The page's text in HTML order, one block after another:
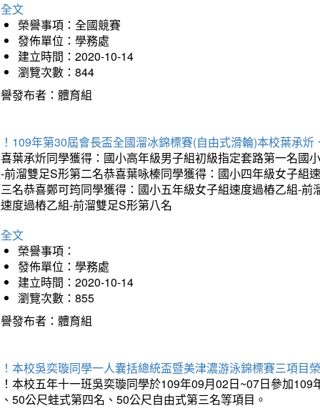
文
榮譽事項：全國競賽
發佈單位：學務處
建立時間：2020-10-14
瀏覽次數：844
發布者：體育組
109年第30屆會長盃全國溜冰錦標賽(自由式滑輪)本校葉承
葉承炘同學獲得：國小高年級男子組初級指定套路第一名國
前溜雙足S形第二名恭喜葉咏榛同學獲得：國小四年級女子組
名恭喜鄭可筠同學獲得：國小五年級女子組速度過樁乙組-
度過樁乙組-前溜雙足S形第八名
文
榮譽事項：
發佈單位：學務處
建立時間：2020-10-14
瀏覽次數：855
發布者：體育組
本校吳奕璇同學一人囊括總統盃暨美津濃游泳錦標賽三項目
本校五年十一班吳奕璇同學於109年09月02日~07日參加
50公尺蛙式第四名、50公尺自由式第三名等項目。